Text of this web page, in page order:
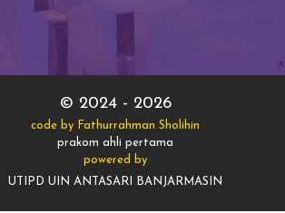
© 2024 - 2026
code by Fathurrahman Sholihin
prakom ahli pertama
powered by
UTIPD UIN ANTASARI BANJARMASIN